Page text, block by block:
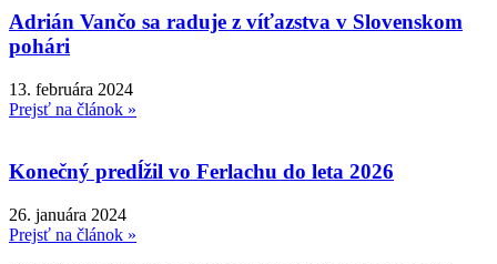
Adrián Vančo sa raduje z víťazstva v Slovenskom
pohári
13. februára 2024
Prejsť na článok »
Konečný predĺžil vo Ferlachu do leta 2026
26. januára 2024
Prejsť na článok »